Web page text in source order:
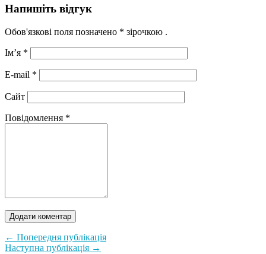
Напишіть відгук
Обов'язкові поля позначено * зірочкою .
Ім’я *
E-mail *
Сайт
Повідомлення *
← Попередня публікація
Наступна публікація →